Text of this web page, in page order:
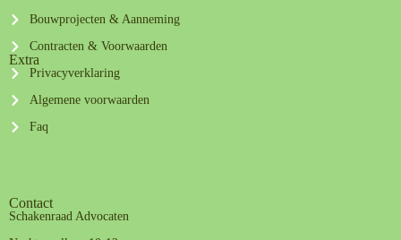
Bouwprojecten & Aanneming
Contracten & Voorwaarden
Extra
Privacyverklaring
Algemene voorwaarden
Faq
Contact
Schakenraad Advocaten